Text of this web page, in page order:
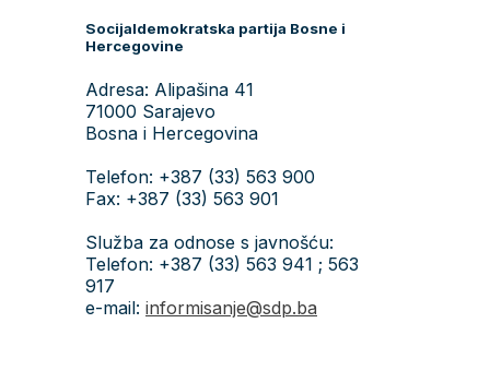
Socijaldemokratska partija Bosne i
Hercegovine
Adresa: Alipašina 41
71000 Sarajevo
Bosna i Hercegovina
Telefon: +387 (33) 563 900
Fax: +387 (33) 563 901
Služba za odnose s javnošću:
Telefon: +387 (33) 563 941 ; 563
917
e-mail: informisanje@sdp.ba